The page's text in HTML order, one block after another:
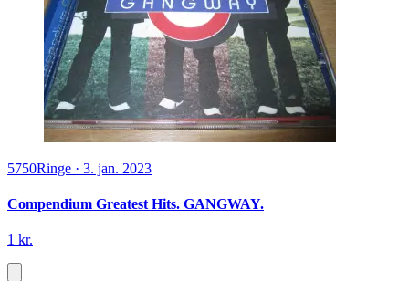
5750Ringe · 3. jan. 2023
Compendium Greatest Hits. GANGWAY.
1 kr.